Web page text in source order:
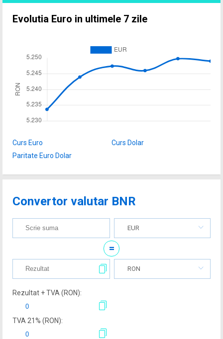
Evolutia Euro in ultimele 7 zile
Curs Euro
Curs Dolar
Paritate Euro Dolar
Convertor valutar BNR
EUR
=
RON
Rezultat + TVA (RON):
TVA 21% (RON):